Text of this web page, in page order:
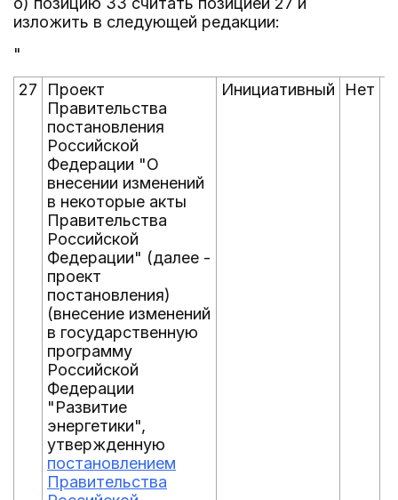
изложить в следующей редакции:
"
27
Проект
Правительства
постановления
Российской
Федерации "О
внесении изменений
в некоторые акты
Правительства
Российской
Федерации" (далее -
проект
постановления)
(внесение изменений
в государственную
программу
Российской
Федерации
"Развитие
энергетики",
утвержденную
постановлением
Правительства
Инициативный Нет